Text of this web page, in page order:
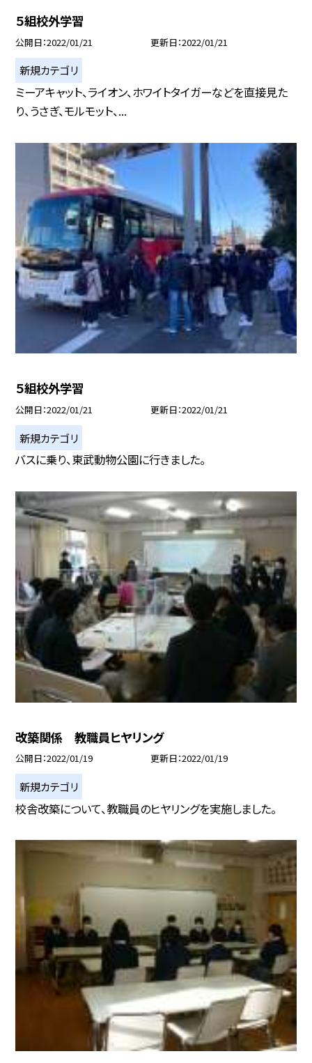
５組校外学習
公開日 2022/01/21 更新日 2022/01/21
新規カテゴリ
ミーアキャット、ライオン、ホワイトタイガーなどを直接見た
り、うさぎ、モルモット、...
５組校外学習
公開日 2022/01/21 更新日 2022/01/21
新規カテゴリ
バスに乗り、東武動物公園に行きました。
改築関係 教職員ヒヤリング
公開日 2022/01/19 更新日 2022/01/19
新規カテゴリ
校舎改築について、教職員のヒヤリングを実施しました。